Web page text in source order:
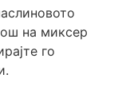
на миксер
го